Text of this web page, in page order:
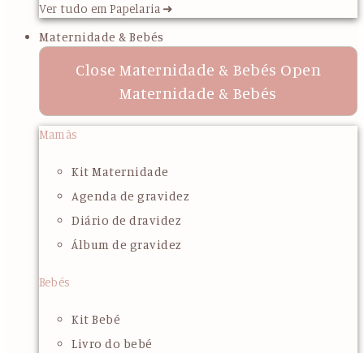
Ver tudo em Papelaria ➜
Maternidade & Bebés
Close Maternidade & Bebés Open
Maternidade & Bebés
Mamãs
Kit Maternidade
Agenda de gravidez
Diário de dravidez
Álbum de gravidez
Bebés
Kit Bebé
Livro do bebé